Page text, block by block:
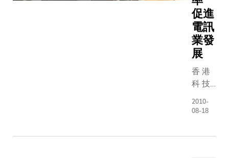
在 香
港 、
內 地
及 世
界 各
地 的
政 商
有 深
厚 的
、 及
讓 家
人 任
何 時
候 都
可 知
道 長
者 身
處 位
接 再 厲
， 推 行
各 類 可
持 續 發
展 的 工
作 ， 使
我 們 的
下 一 代
可 以 享
受 更 綠
活 環 境
傑 出
理 論
物 理
學 家
及 宇
宙 學
家 ，
他 的
主 要
研 究
為 基
促進
電訊
業發
展
香 港
科 技
(科 大)
2010-
08-18